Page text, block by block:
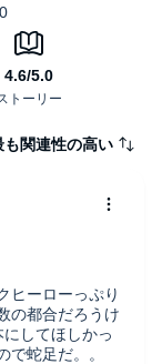
も関連性の高い
ヒーローっぷり
の都合だろうけ
してほしかっ
蛇足だ。。